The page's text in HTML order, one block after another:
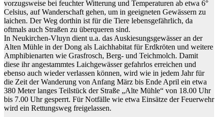
vorzugsweise bei feuchter Witterung und Temperaturen ab etwa 6°
Celsius, auf Wanderschaft gehen, um in geeigneten Gewässern zu
laichen. Der Weg dorthin ist für die Tiere lebensgefährlich, da
oftmals auch Straßen zu überqueren sind.
In Neukirchen-Vluyn dient u.a. das Auskiesungsgewässer an der
Alten Mühle in der Dong als Laichhabitat für Erdkröten und weitere
Amphibienarten wie Grasfrosch, Berg- und Teichmolch. Damit
diese ihr angestammtes Laichgewässer gefahrlos erreichen und
ebenso auch wieder verlassen können, wird wie in jedem Jahr für
die Zeit der Wanderung von Anfang März bis Ende April ein etwa
380 Meter langes Teilstück der Straße „Alte Mühle“ von 18.00 Uhr
bis 7.00 Uhr gesperrt. Für Notfälle wie etwa Einsätze der Feuerwehr
wird ein Rettungsweg freigelassen.